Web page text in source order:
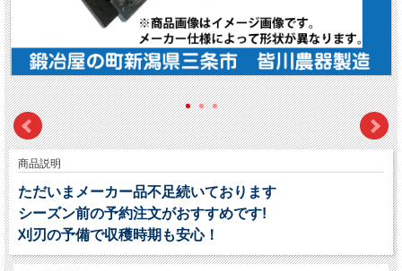
商品説明
ただいまメーカー品不足続いております
シーズン前の予約注文がおすすめです!
刈刃の予備で収穫時期も安心！